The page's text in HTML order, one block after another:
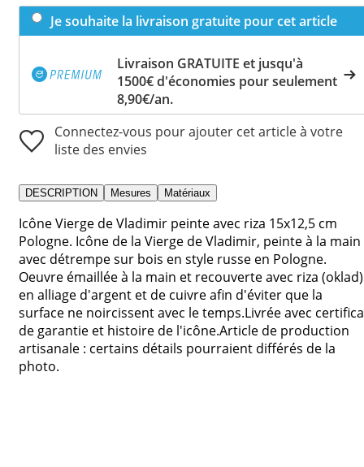
Je souhaite la livraison gratuite pour cet article
Livraison GRATUITE et jusqu'à
1500€ d'économies pour seulement
8,90€/an.
Connectez-vous pour ajouter cet article à votre
liste des envies
DESCRIPTION Mesures Matériaux
Icône Vierge de Vladimir peinte avec riza 15x12,5 cm
Pologne. Icône de la Vierge de Vladimir, peinte à la main
avec détrempe sur bois en style russe en Pologne.
Oeuvre émaillée à la main et recouverte avec riza (oklad)
en alliage d'argent et de cuivre afin d'éviter que la
surface ne noircissent avec le temps.Livrée avec
de garantie et histoire de l'icône.Article de production
artisanale : certains détails pourraient différés de la
photo.